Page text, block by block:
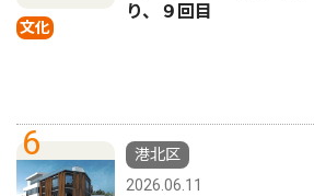
文化
り、９回目
6
港北区
2026.06.11